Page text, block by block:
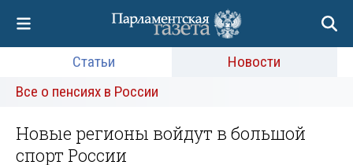
Статьи
Новости
Все о пенсиях в России
Новые регионы войдут в большой
спорт России